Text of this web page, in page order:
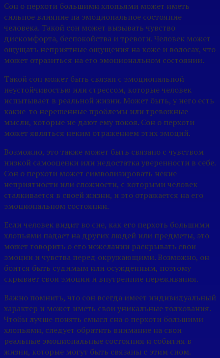
Сон о перхоти большими хлопьями может иметь
сильное влияние на эмоциональное состояние
человека. Такой сон может вызывать чувство
дискомфорта, беспокойства и тревоги. Человек может
ощущать неприятные ощущения на коже и волосах, что
может отразиться на его эмоциональном состоянии.
Такой сон может быть связан с эмоциональной
неустойчивостью или стрессом, которые человек
испытывает в реальной жизни. Может быть, у него есть
какие-то нерешенные проблемы или тревожные
мысли, которые не дают ему покоя. Сон о перхоти
может являться неким отражением этих эмоций.
Возможно, это также может быть связано с чувством
низкой самооценки или недостатка уверенности в себе.
Сон о перхоти может символизировать некие
неприятности или сложности, с которыми человек
сталкивается в своей жизни, и это отражается на его
эмоциональном состоянии.
Если человек видит во сне, как его перхоть большими
хлопьями падает на других людей или предметы, это
может говорить о его нежелании раскрывать свои
эмоции и чувства перед окружающими. Возможно, он
боится быть судимым или осужденным, поэтому
скрывает свои эмоции и внутренние переживания.
Важно помнить, что сон всегда имеет индивидуальный
характер и может иметь свои уникальные толкования.
Чтобы лучше понять смысл сна о перхоти большими
хлопьями, следует обратить внимание на свои
реальные эмоциональные состояния и события в
жизни, которые могут быть связаны с этим сном.